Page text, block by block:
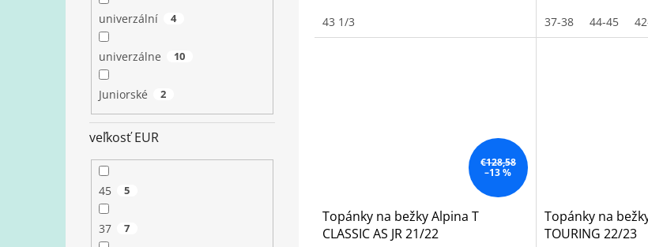
univerzální 4
univerzálne 10
Juniorské 2
veľkosť EUR
45 5
37 7
43 1/3 37-38 44-45
€128,58
–13 %
Topánky na bežky Alpina T
CLASSIC AS JR 21/22
Topánky na
TOURING 22/23